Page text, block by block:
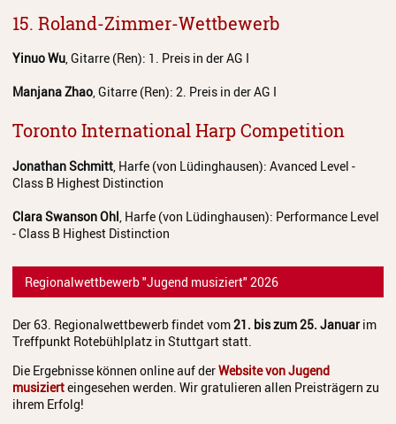
Abmeldung
Aktuelles
Veranstaltungen
Wettbewerbe
Workshops
Musikproduktion 2026
Familien Orchester Projekt
Jazz Workshop 2025
Musikproduktion 2025
Jazz Workshop 2024
15. Roland-Zimmer-Wettbewerb
Yinuo Wu, Gitarre (Ren): 1. Preis in der AG I
Manjana Zhao, Gitarre (Ren): 2. Preis in der AG I
Toronto International Harp Competition
Jonathan Schmitt, Harfe (von Lüdinghausen): Avanced Level -
Class B Highest Distinction
Clara Swanson Ohl, Harfe (von Lüdinghausen): Performance Level
- Class B Highest Distinction
Regionalwettbewerb "Jugend musiziert" 2026
Der 63. Regionalwettbewerb findet vom21. bis zum 25. Januarim
Treffpunkt Rotebühlplatz in Stuttgart statt.
Die Ergebnisse können online auf derWebsite von Jugend
musizierteingesehen werden. Wir gratulieren allen Preisträgern zu
ihrem Erfolg!